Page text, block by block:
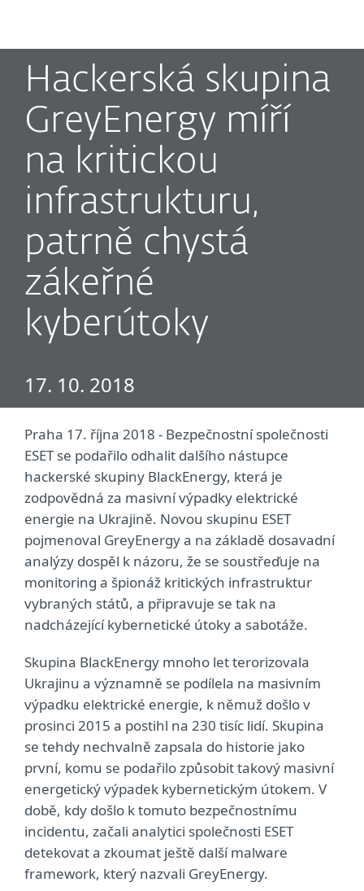
Hackerská skupina
GreyEnergy míří
na kritickou
infrastrukturu,
patrně chystá
zákeřné
kyberútoky
17. 10. 2018
Praha 17. října 2018 - Bezpečnostní společnosti
ESET se podařilo odhalit dalšího nástupce
hackerské skupiny BlackEnergy, která je
zodpovědná za masivní výpadky elektrické
energie na Ukrajině. Novou skupinu ESET
pojmenoval GreyEnergy a na základě dosavadní
analýzy dospěl k názoru, že se soustřeďuje na
monitoring a špionáž kritických infrastruktur
vybraných států, a připravuje se tak na
nadcházející kybernetické útoky a sabotáže.
Skupina BlackEnergy mnoho let terorizovala
Ukrajinu a významně se podílela na masivním
výpadku elektrické energie, k němuž došlo v
prosinci 2015 a postihl na 230 tisíc lidí. Skupina
se tehdy nechvalně zapsala do historie jako
první, komu se podařilo způsobit takový masivní
energetický výpadek kybernetickým útokem. V
době, kdy došlo k tomuto bezpečnostnímu
incidentu, začali analytici společnosti ESET
detekovat a zkoumat ještě další malware
framework, který nazvali GreyEnergy.